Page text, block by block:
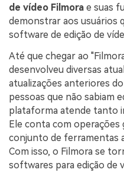
de vídeo Filmora e suas
demonstrar aos usuários
software de edição de
Até que chegar ao
desenvolveu diversas
atualizações anteriores
pessoas que não sabiam
plataforma atende tanto
Ele conta com operações
conjunto de ferramentas
Com isso, o Filmora se
softwares para edição de